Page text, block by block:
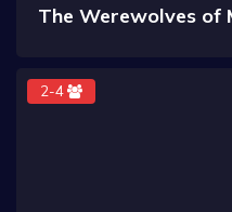
The Werewolves of
2-4